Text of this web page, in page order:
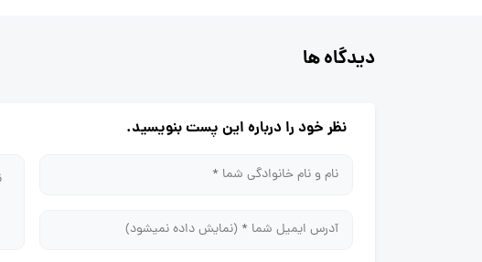
دیدگاه ها
نظر خود را درباره این پست بنویسید.